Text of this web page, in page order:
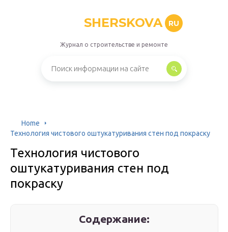
SHERSKOVA RU
Журнал о строительстве и ремонте
Home
Технология чистового оштукатуривания стен под покраску
Технология чистового
оштукатуривания стен под
покраску
Содержание: